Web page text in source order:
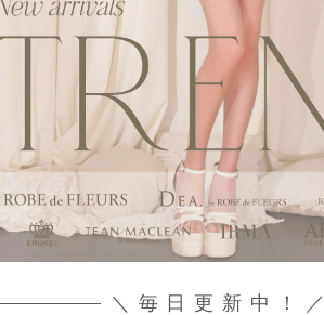
＼毎日更新中！／